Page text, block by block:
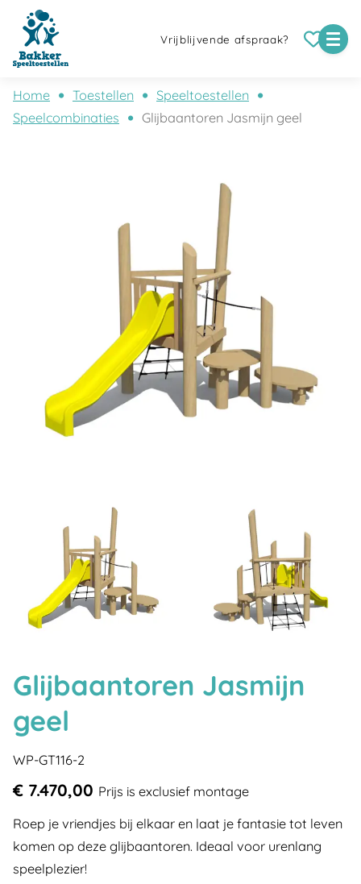
Vrijblijvende afspraak?
Home Toestellen
Speeltoestellen
Speelcombinaties
Glijbaantoren Jasmijn geel
Glijbaantoren Jasmijn
geel
WP-GT116-2
€ 7.470,00 Prijs is exclusief montage
Roep je vriendjes bij elkaar en laat je fantasie tot leven
komen op deze glijbaantoren. Ideaal voor urenlang
speelplezier!